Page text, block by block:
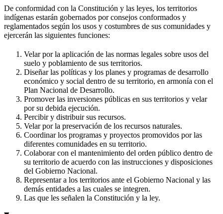
De conformidad con la Constitución y las leyes, los territorios
indígenas estarán gobernados por consejos conformados y
reglamentados según los usos y costumbres de sus comunidades y
ejercerán las siguientes funciones:
Velar por la aplicación de las normas legales sobre usos del
suelo y poblamiento de sus territorios.
Diseñar las políticas y los planes y programas de desarrollo
económico y social dentro de su territorio, en armonía con el
Plan Nacional de Desarrollo.
Promover las inversiones públicas en sus territorios y velar
por su debida ejecución.
Percibir y distribuir sus recursos.
Velar por la preservación de los recursos naturales.
Coordinar los programas y proyectos promovidos por las
diferentes comunidades en su territorio.
Colaborar con el mantenimiento del orden público dentro de
su territorio de acuerdo con las instrucciones y disposiciones
del Gobierno Nacional.
Representar a los territorios ante el Gobierno Nacional y las
demás entidades a las cuales se integren.
Las que les señalen la Constitución y la ley.